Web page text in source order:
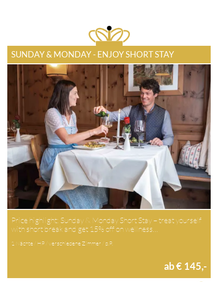
SUNDAY & MONDAY - ENJOY SHORT STAY
Price highlight: Sunday & Monday Short Stay – treat yourself
with short break and get 15% off on wellness…
1 Nächte / HP / verschiedene Zimmer / p.P.
ab € 145,-